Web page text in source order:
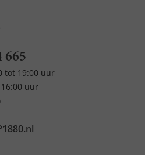
665
tot 19:00 uur
uur